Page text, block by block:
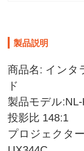
製品説明
商品名: インタ
ド
製品モデル
投影比 148:1
プロジェクタ